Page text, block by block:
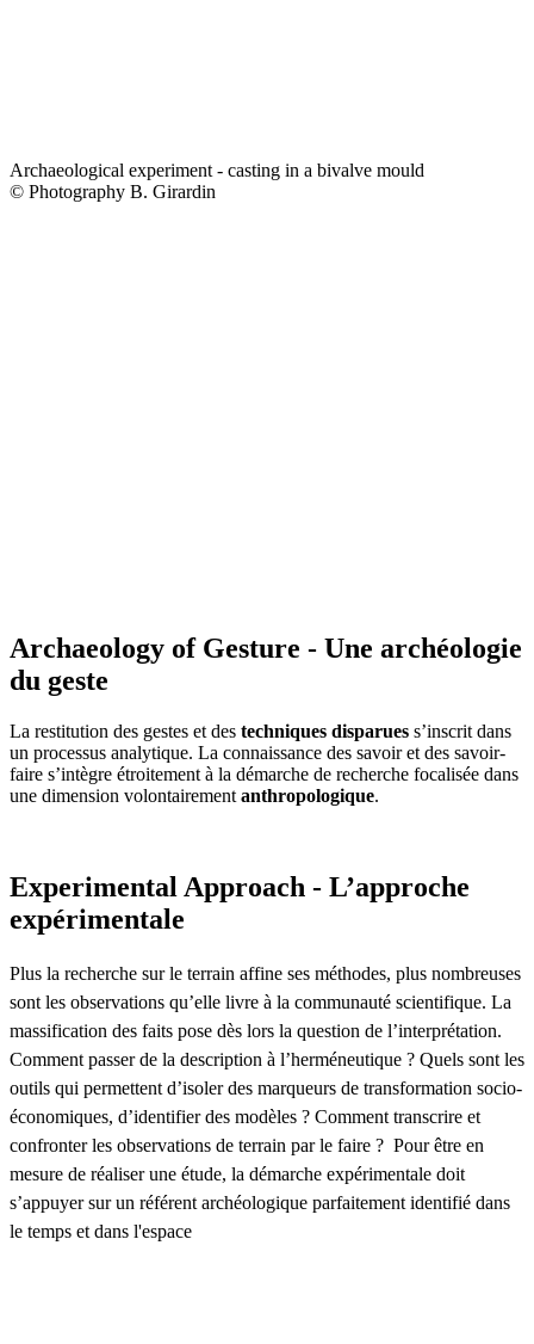
Archaeological experiment - casting in a bivalve mould
© Photography B. Girardin
Archaeology of Gesture - Une archéologie
du geste
La restitution des gestes et des techniques disparues s’inscrit dans
un processus analytique. La connaissance des savoir et des savoir-
faire s’intègre étroitement à la démarche de recherche focalisée dans
une dimension volontairement anthropologique.
Experimental Approach - L’approche
expérimentale
Plus la recherche sur le terrain affine ses méthodes, plus nombreuses
sont les observations qu’elle livre à la communauté scientifique. La
massification des faits pose dès lors la question de l’interprétation.
Comment passer de la description à l’herméneutique ? Quels sont les
outils qui permettent d’isoler des marqueurs de transformation socio-
économiques, d’identifier des modèles ? Comment transcrire et
confronter les observations de terrain par le faire ? Pour être en
mesure de réaliser une étude, la démarche expérimentale doit
s’appuyer sur un référent archéologique parfaitement identifié dans
le temps et dans l'espace